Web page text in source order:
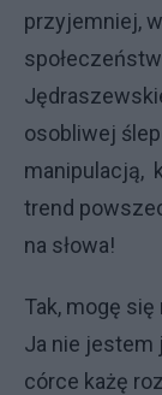
przyjemniej,
osobliwej
manipulacją,
trend
na słowa!
Tak, mogę
Ja nie jestem
córce każę